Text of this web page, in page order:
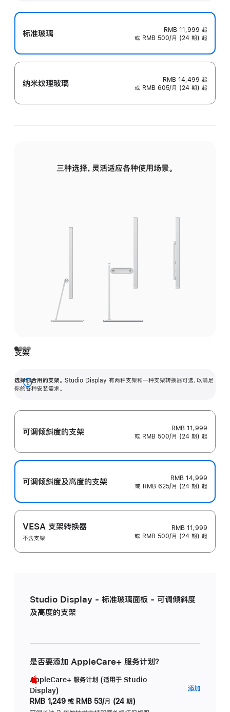
标准玻璃 RMB 11,999 起
或 RMB 500/月 (24 期) 起
纳米纹理玻璃 RMB 14,499 起
或 RMB 605/月 (24 期) 起
三种选择，灵活适应各种使用场景。
支架
选择你合用的支架。 Studio Display 有两种支架和一种支架转换器可选，以满足
你的各种安装需求。
展
可调倾斜度的支架
RMB 11,999
或 RMB 500/月 (24 期) 起
可调倾斜度及高‍度的支‍架
RMB 14,999
或 RMB 625/月 (24 期) 起
VESA 支架转换器
不含支架
RMB 11,999
或 RMB 500/月 (24 期) 起
Studio Display - 标准玻璃面板 - 可调倾斜度
及高度的支架
是否要添加 AppleCare+ 服务计划？
AppleCare+ 服务计划 (适用于 Studio
Display)
RMB 1,249 或 RMB 53/月 (24 期)
添加